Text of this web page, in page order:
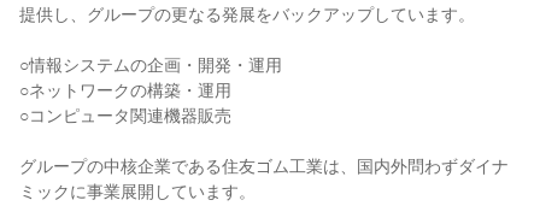
提供し、グループの更なる発展をバックアップしています。
○情報システムの企画・開発・運用
○ネットワークの構築・運用
○コンピュータ関連機器販売
グループの中核企業である住友ゴム工業は、国内外問わずダイナ
ミックに事業展開しています。